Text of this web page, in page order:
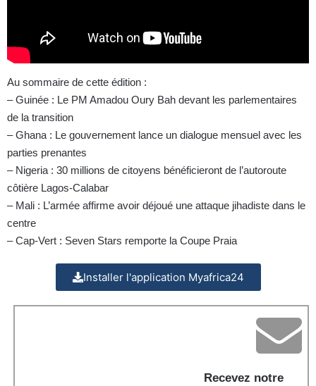
Au sommaire de cette édition :
– Guinée : Le PM Amadou Oury Bah devant les parlementaires
de la transition
– Ghana : Le gouvernement lance un dialogue mensuel avec les
parties prenantes
– Nigeria : 30 millions de citoyens bénéficieront de l’autoroute
côtière Lagos-Calabar
– Mali : L’armée affirme avoir déjoué une attaque jihadiste dans le
centre
– Cap-Vert : Seven Stars remporte la Coupe Praia
Installer l'application Myafrica24
Recevez notre